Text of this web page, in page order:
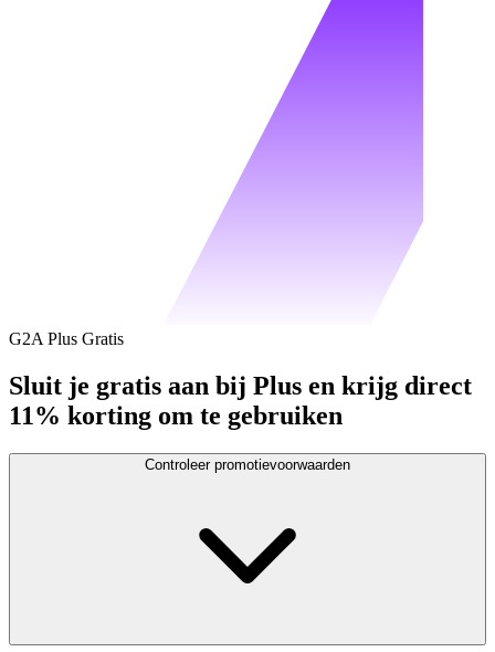
G2A Plus Gratis
Sluit je gratis aan bij Plus en krijg direct
11% korting om te gebruiken
Controleer promotievoorwaarden